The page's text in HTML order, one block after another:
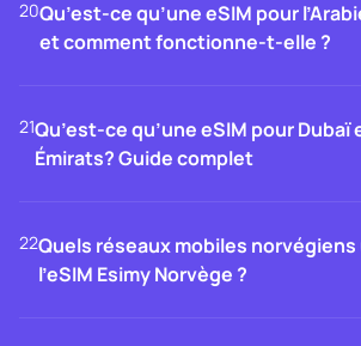
20Qu’est-ce qu’une eSIM pour
et comment fonctionne-t-elle ?
21Qu’est-ce qu’une eSIM pour Dubaï
Émirats? Guide complet
22Quels réseaux mobiles
l’eSIM Esimy Norvège ?